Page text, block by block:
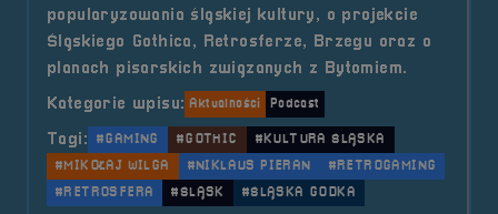
popularyzowania śląskiej kultury, o projekcie
Śląskiego Gothica, Retrosferze, Brzegu oraz o
planach pisarskich związanych z Bytomiem.
Kategorie wpisu: Aktualności Podcast
Tagi: #GAMING #GOTHIC
#KULTURA ŚLĄSKA
#MIKOŁAJ WILGA
#NIKLAUS PIERAN
#RETROGAMING
#RETROSFERA
#ŚLĄSK #ŚLĄSKA GODKA